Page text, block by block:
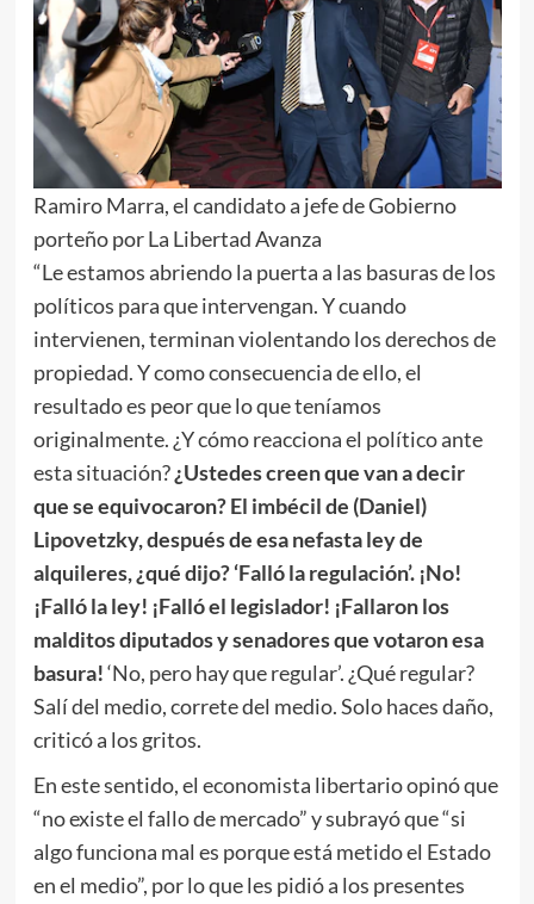
Ramiro Marra, el candidato a jefe de Gobierno
porteño por La Libertad Avanza
“Le estamos abriendo la puerta a las basuras de los
políticos para que intervengan. Y cuando
intervienen, terminan violentando los derechos de
propiedad. Y como consecuencia de ello, el
resultado es peor que lo que teníamos
originalmente. ¿Y cómo reacciona el político ante
esta situación?¿Ustedes creen que van a decir
que se equivocaron? El imbécil de (Daniel)
Lipovetzky, después de esa nefasta ley de
alquileres, ¿qué dijo? ‘Falló la regulación’. ¡No!
¡Falló la ley! ¡Falló el legislador! ¡Fallaron los
malditos diputados y senadores que votaron esa
basura!‘No, pero hay que regular’. ¿Qué regular?
Salí del medio, correte del medio. Solo haces daño,
criticó a los gritos.
En este sentido, el economista libertario opinó que
“no existe el fallo de mercado” y subrayó que “si
algo funciona mal es porque está metido el Estado
en el medio”, por lo que les pidió a los presentes